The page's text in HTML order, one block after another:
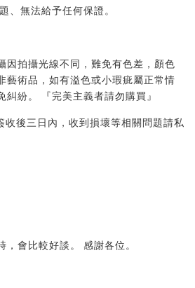
、無法給予任何保證。
因拍攝光線不同，難免有色差，顏色
藝術品，如有溢色或小瑕疵屬正常情
糾紛。 『完美主義者請勿購買』
收後三日內，收到損壞等相關問題請私
會比較好談。 感謝各位。